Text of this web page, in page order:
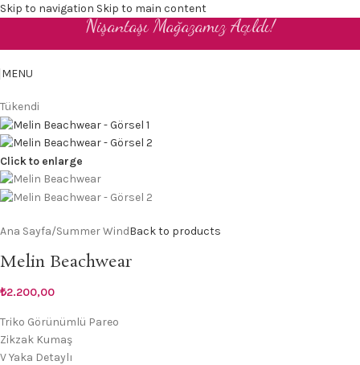
Skip to navigation Skip to main content
Nişantaşı Mağazamız Açıldı!
MENU
Tükendi
Click to enlarge
Ana Sayfa/Summer WindBack to products
Melin Beachwear
₺2.200,00
Triko Görünümlü Pareo
Zikzak Kumaş
V Yaka Detaylı
TR